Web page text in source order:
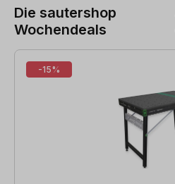
Die sautershop
Wochendeals
Produktgalerie überspringen
-15%